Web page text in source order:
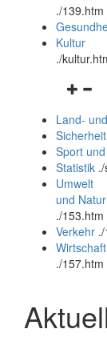
./139.htm
Kultur
./
und
Land-
Sport
Statistik ./
Umwelt
und Natur
./153.htm
Verkehr ./
./157.htm